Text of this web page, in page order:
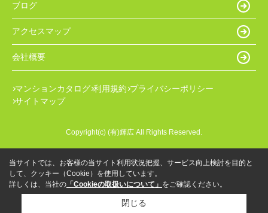
ブログ
アクセスマップ
会社概要
マンションカタログ 利用規約 プライバシーポリシー
サイトマップ
Copyright(c) (有)輝広 All Rights Reserved.
当サイトでは、お客様の当サイト利用状況把握、サービス向上検討を目的と
して、クッキー（Cookie）を使用しています。
詳しくは、当社の 「Cookieの取扱いについて」 をご確認ください。
閉じる